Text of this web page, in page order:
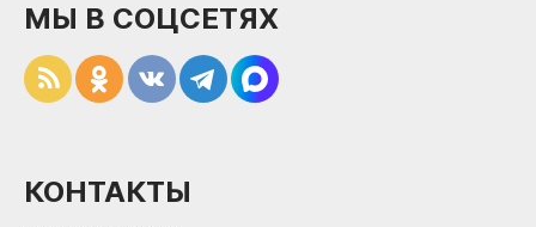
МЫ В СОЦСЕТЯХ
КОНТАКТЫ